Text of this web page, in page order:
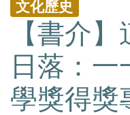
文化歷史
【書介
日落：一
學獎得獎